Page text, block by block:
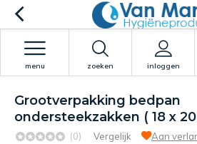
zoeken inloggen
menu
Grootverpakking bedpan
ondersteekzakken ( 18 x
(0) Vergelijk Aan